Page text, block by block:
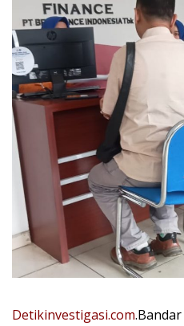
Detikinvestigasi.com